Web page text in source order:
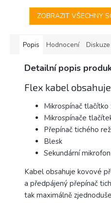
Apple...
ZOBRAZIT VŠECHNY
Popis Hodnocení Diskuze
Detailní popis
Flex kabel obsahuje
Mikrospínač
Mikrospínače
Přepínač tichého
Blesk
Sekundární mikrofon
Kabel obsahuje kovové
a předpájený přepínač
tak maximálně